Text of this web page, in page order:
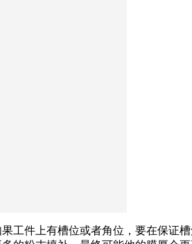
工件上有槽位或者角位，要在保证